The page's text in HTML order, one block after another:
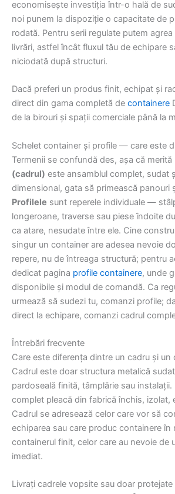
economisește investiția într-o hală de
noi punem la dispoziție o capacitate de
rodată. Pentru serii regulate putem
livrări, astfel încât fluxul tău de echipare
niciodată după structuri.
Dacă preferi un produs finit, echipat și
direct din gama completă de containere
de la birouri și spații comerciale până la
Schelet container și profile — care este
Termenii se confundă des, așa că merită
(cadrul) este ansamblul complet, sudat
dimensional, gata să primească panouri
Profilele sunt reperele individuale —
longeroane, traverse sau piese îndoite
ca atare, nesudate între ele. Cine
singur un container are adesea nevoie
repere, nu de întreaga structură; pentru
dedicat pagina profile containere, unde
disponibile și modul de comandă. Ca
urmează să sudezi tu, comanzi profile;
direct la echipare, comanzi cadrul
Întrebări frecvente
Care este diferența dintre un cadru și
Cadrul este doar structura metalică
pardoseală finită, tâmplărie sau
complet pleacă din fabrică închis, izolat,
Cadrul se adresează celor care vor să
echiparea sau care produc containere în
containerul finit, celor care au nevoie de
imediat.
Livrați cadrele vopsite sau doar